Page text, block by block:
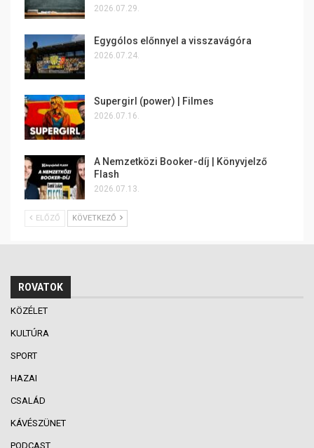
2026.07.29.
Egygólos előnnyel a visszavágóra
2026.07.24.
Supergirl (power) | Filmes
2026.07.16.
A Nemzetközi Booker-díj | Könyvjelző
Flash
2026.07.13.
ELŐZŐ KÖVETKEZŐ
ROVATOK
KÖZÉLET
KULTÚRA
SPORT
HAZAI
CSALÁD
KÁVÉSZÜNET
PODCAST